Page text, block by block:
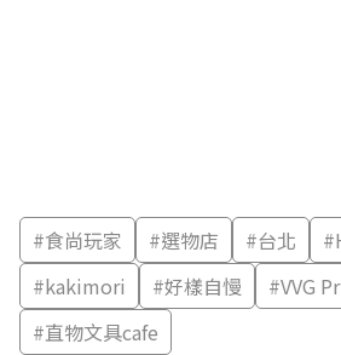
#食尚玩家 #選物店 #台北 #
#kakimori #好樣自慢 #VVG
#直物文具cafe